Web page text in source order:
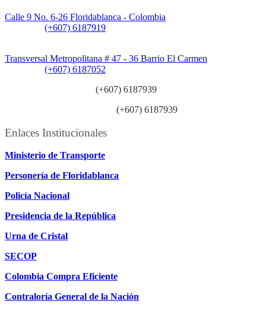
Calle 9 No. 6-26 Floridablanca - Colombia
(+607) 6187919
Transversal Metropolitana # 47 - 36 Barrio El Carmen
(+607) 6187052
(+607) 6187939
(+607) 6187939
Enlaces Institucionales
Ministerio de Transporte
Personería de Floridablanca
Policía Nacional
Presidencia de la República
Urna de Cristal
SECOP
Colombia Compra Eficiente
Contraloría General de la Nación